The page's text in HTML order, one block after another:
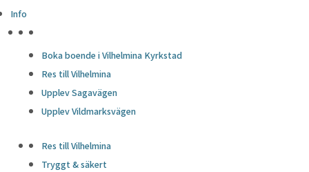
Info
Boka boende i Vilhelmina Kyrkstad
Res till Vilhelmina
Upplev Sagavägen
Upplev Vildmarksvägen
Res till Vilhelmina
Tryggt & säkert